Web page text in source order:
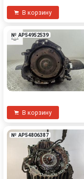
В корзину
№ AP54952539
В корзину
№ AP54806387